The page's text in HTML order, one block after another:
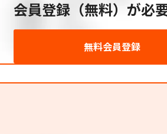
会員登録（無料）が必要
無料会員登録